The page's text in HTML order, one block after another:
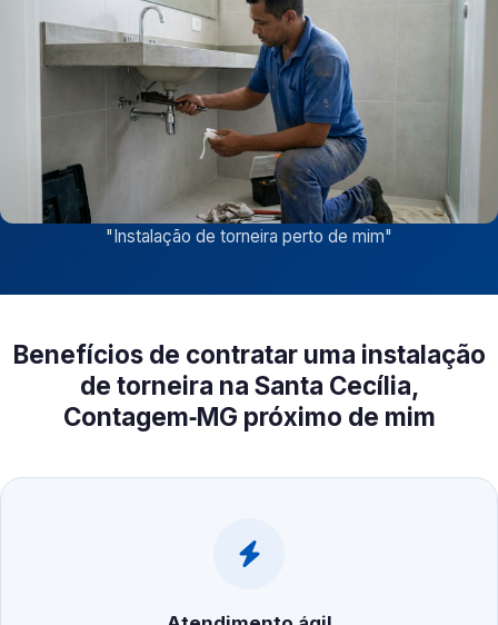
"Instalação de torneira perto de mim"
Benefícios de contratar uma instalação
de torneira na Santa Cecília,
Contagem‑MG próximo de mim